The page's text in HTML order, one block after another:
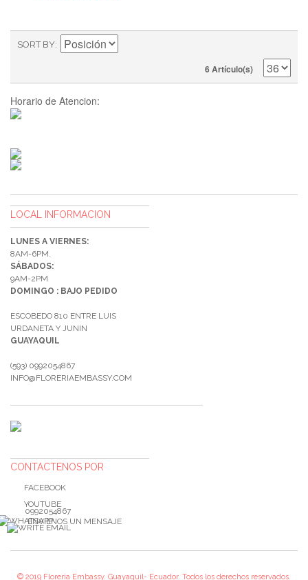
SORT BY
6 Artículo(s)
Horario de Atencion:
LOCAL INFORMACION
LUNES A VIERNES:
8AM-6PM.
SÁBADOS:
9AM-2PM
DOMINGO : BAJO PEDIDO
ESCOBEDO 810 ENTRE LUIS
URDANETA Y JUNIN
GUAYAQUIL
(593) 0992054867
INFO@FLORERIAEMBASSY.COM
CONTACTENOS POR
FACEBOOK
YOUTUBE
0992054867
ENVIENOS UN MENSAJE
© 2019 Floreria Embassy. Guayaquil- Ecuador. Todos los derechos reservados.